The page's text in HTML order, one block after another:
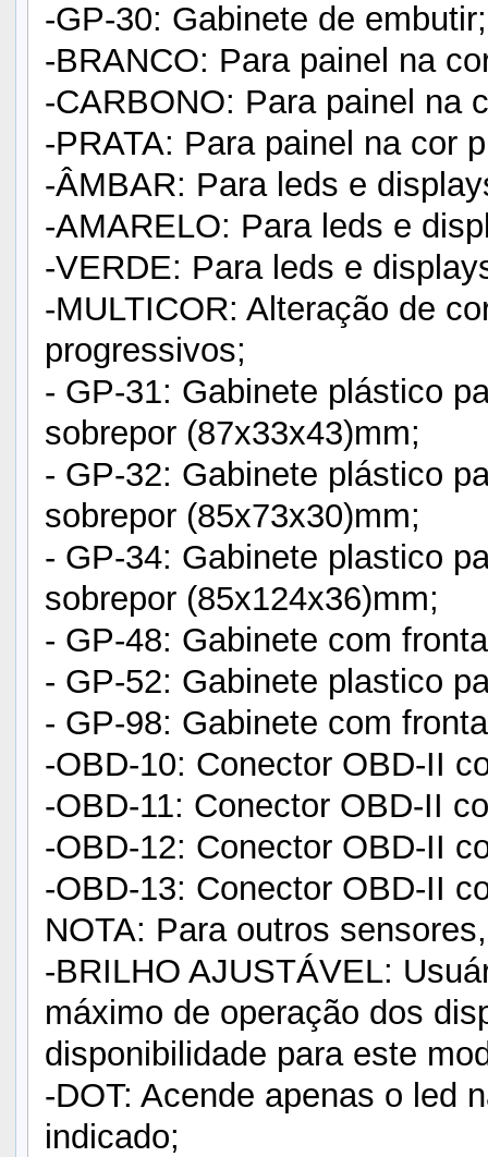
-GP-30: Gabinete de embutir;
-BRANCO: Para painel na
-CARBONO: Para painel na
-PRATA: Para painel na cor
-ÂMBAR: Para leds e
-AMARELO: Para leds e
-VERDE: Para leds e
-MULTICOR: Alteração de
progressivos;
- GP-31: Gabinete plástico
sobrepor (87x33x43)mm;
- GP-32: Gabinete plástico
sobrepor (85x73x30)mm;
- GP-34: Gabinete plastico
sobrepor (85x124x36)mm;
- GP-48: Gabinete com
- GP-52: Gabinete plastico
- GP-98: Gabinete com
-OBD-10: Conector OBD-II
-OBD-11: Conector OBD-II
-OBD-12: Conector OBD-II
-OBD-13: Conector OBD-II
NOTA: Para outros
-BRILHO AJUSTÁVEL:
máximo de operação dos
disponibilidade para este
-DOT: Acende apenas o led
indicado;